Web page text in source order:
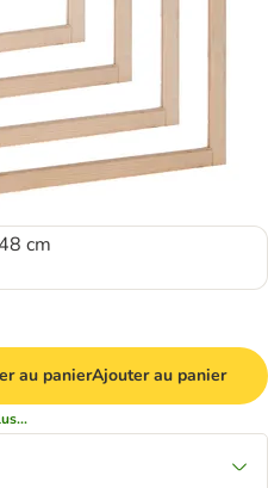
cm
au panierAjouter au panier